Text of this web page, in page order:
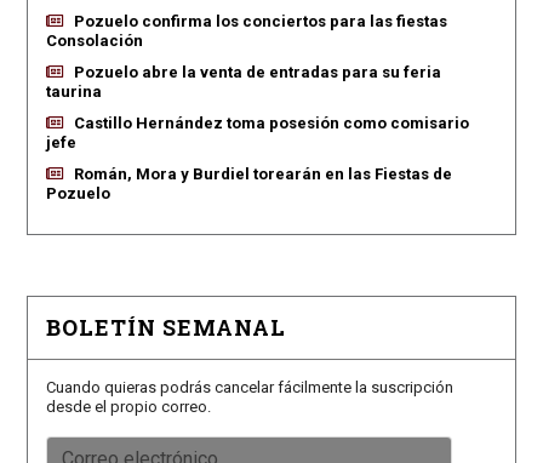
Pozuelo confirma los conciertos para las fiestas
Consolación
Pozuelo abre la venta de entradas para su feria
taurina
Castillo Hernández toma posesión como comisario
jefe
Román, Mora y Burdiel torearán en las Fiestas de
Pozuelo
BOLETÍN SEMANAL
Cuando quieras podrás cancelar fácilmente la suscripción
desde el propio correo.